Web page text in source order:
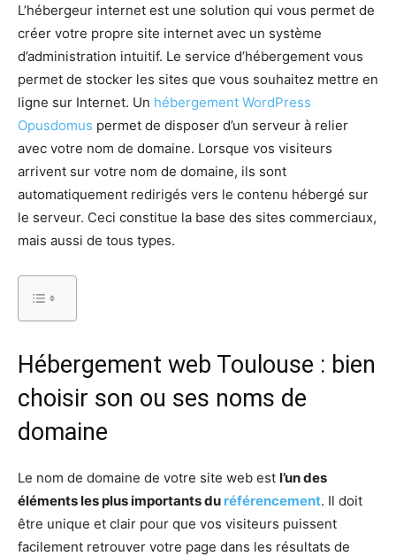
L’hébergeur internet est une solution qui vous permet de
créer votre propre site internet avec un système
d’administration intuitif. Le service d’hébergement vous
permet de stocker les sites que vous souhaitez mettre en
ligne sur Internet. Un hébergement WordPress
Opusdomus permet de disposer d’un serveur à relier
avec votre nom de domaine. Lorsque vos visiteurs
arrivent sur votre nom de domaine, ils sont
automatiquement redirigés vers le contenu hébergé sur
le serveur. Ceci constitue la base des sites commerciaux,
mais aussi de tous types.
Hébergement web Toulouse : bien
choisir son ou ses noms de
domaine
Le nom de domaine de votre site web est l’un des
éléments les plus importants du référencement. Il doit
être unique et clair pour que vos visiteurs puissent
facilement retrouver votre page dans les résultats de